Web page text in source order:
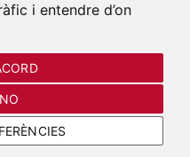
i entendre d’on